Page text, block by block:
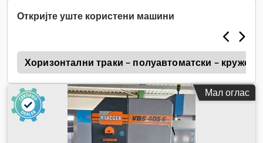
Откријте уште користени машини
Хоризонтални траки – полуавтоматски – кружен
Мал оглас